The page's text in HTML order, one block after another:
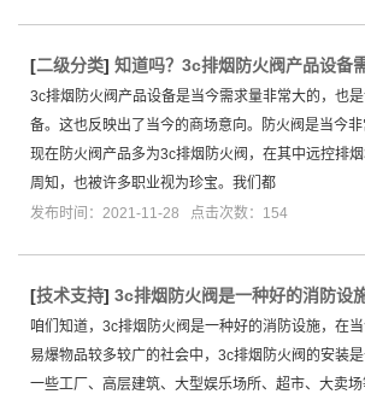
[二级分类] 知道吗？3c排烟防火阀产品设备
3c排烟防火阀产品设备是当今需求量非常大的，也
备。这也反映出了当今的商场意向。防火阀是当今非
现在防火阀产品多为3c排烟防火阀，在其中远控排
周知，也被许多职业视为珍宝。我们都
发布时间：2021-11-28 点击次数：154
[技术支持] 3c排烟防火阀是一种好的消防设施
咱们知道，3c排烟防火阀是一种好的消防设施，在
易爆物品较多较广的社会中，3c排烟防火阀的安装
一些工厂、高层建筑、大型娱乐场所、超市、大卖